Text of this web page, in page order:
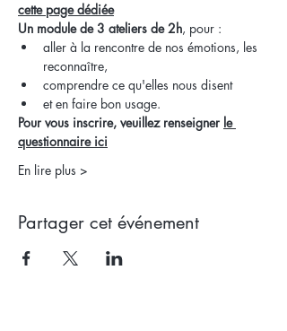
cette page dédiée
Un module de 3 ateliers de 2h, pour :
aller à la rencontre de nos émotions, les
reconnaître,
comprendre ce qu'elles nous disent
et en faire bon usage.
Pour vous inscrire, veuillez renseigner le
questionnaire ici
En lire plus >
Partager cet événement